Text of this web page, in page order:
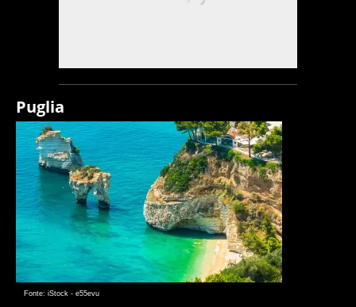
Puglia
Fonte: iStock - e55evu